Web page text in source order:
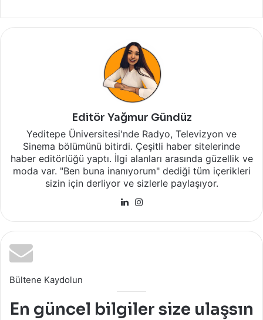
Editör Yağmur Gündüz
Yeditepe Üniversitesi'nde Radyo, Televizyon ve
Sinema bölümünü bitirdi. Çeşitli haber sitelerinde
haber editörlüğü yaptı. İlgi alanları arasında güzellik ve
moda var. "Ben buna inanıyorum" dediği tüm içerikleri
sizin için derliyor ve sizlerle paylaşıyor.
LinkedIn
Bültene Kaydolun
En güncel bilgiler size ulaşsın